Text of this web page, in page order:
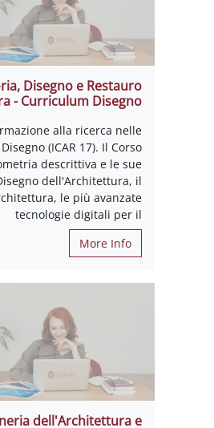
Disegno e Restauro
- Curriculum Disegno
alla ricerca nelle
(ICAR 17). Il Corso
descrittiva e le sue
dell'Architettura, il
le più avanzate
tecnologie digitali per il
More Info
dell'Architettura e